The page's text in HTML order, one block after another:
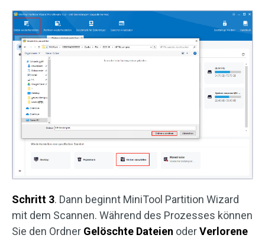
Schritt 3. Dann beginnt MiniTool Partition Wizard
mit dem Scannen. Während des Prozesses können
Sie den Ordner Gelöschte Dateien oderVerlorene